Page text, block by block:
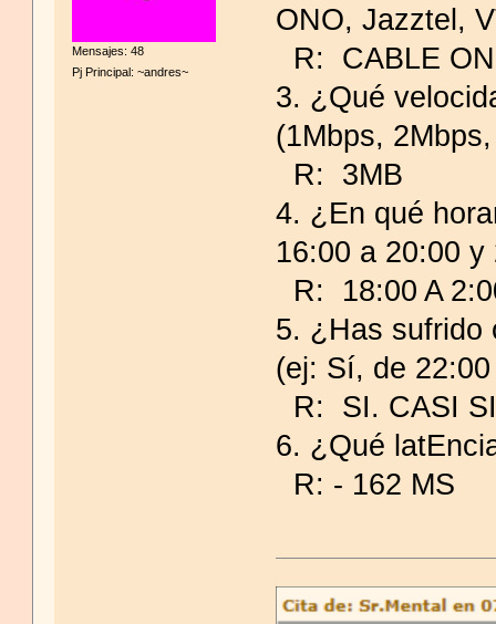
Mensajes: 48
Pj Principal: ~andres~
ONO, Jazztel,
R: CABLE
3. ¿Qué
(1Mbps,
R: 3MB
4. ¿En qué
16:00 a 20:00
R: 18:00 A
5. ¿Has sufrido
(ej: Sí, de
R: SI. CASI
6. ¿Qué
R: - 162 MS